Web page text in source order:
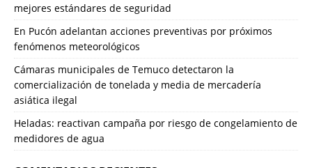
mejores estándares de seguridad
En Pucón adelantan acciones preventivas por próximos
fenómenos meteorológicos
Cámaras municipales de Temuco detectaron la
comercialización de tonelada y media de mercadería
asiática ilegal
Heladas: reactivan campaña por riesgo de congelamiento de
medidores de agua